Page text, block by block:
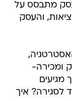
מתבסס על
והעסק
ומכירה-
מגיעים
לסגירה? איך